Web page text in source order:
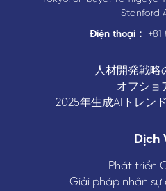
Stanford
Điện thoại：
+81
人材開発戦略
オフショ
2025年生成AIトレン
Dịch
Phát triển
Giải pháp nhân